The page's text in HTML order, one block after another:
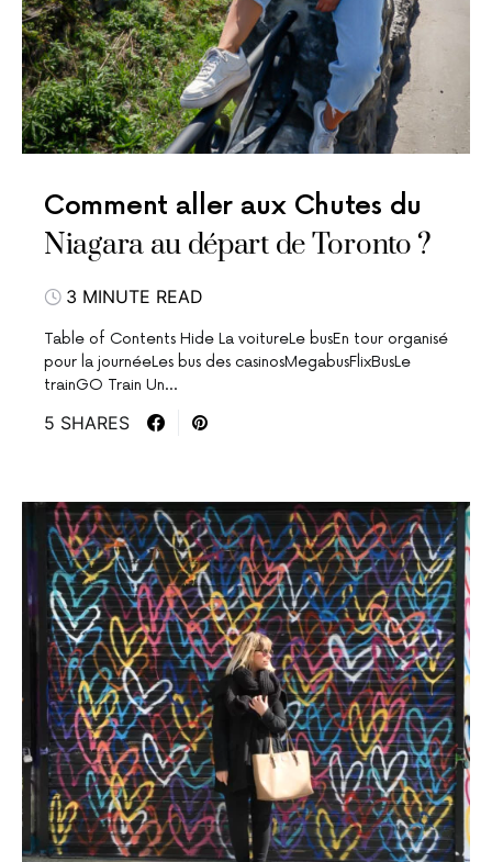
Comment aller aux Chutes du
Niagara au départ de Toronto ?
3 MINUTE READ
Table of Contents Hide La voitureLe busEn tour organisé
pour la journéeLes bus des casinosMegabusFlixBusLe
trainGO Train Un…
5 SHARES